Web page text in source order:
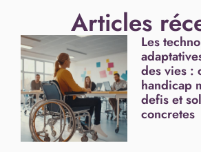
Articles
Les
des vies :
handicap
defis et
concretes